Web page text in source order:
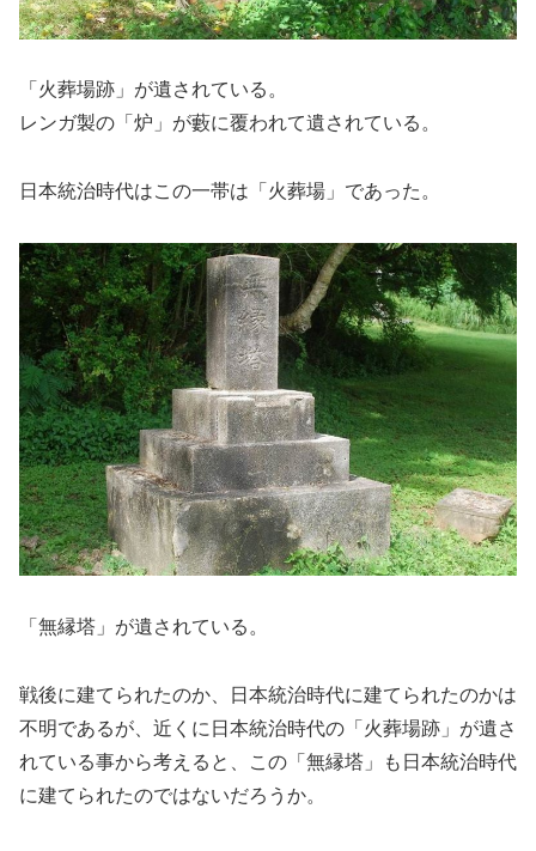
「火葬場跡」が遺されている。
レンガ製の「炉」が藪に覆われて遺されている。
日本統治時代はこの一帯は「火葬場」であった。
「無縁塔」が遺されている。
戦後に建てられたのか、日本統治時代に建てられたのかは
不明であるが、近くに日本統治時代の「火葬場跡」が遺さ
れている事から考えると、この「無縁塔」も日本統治時代
に建てられたのではないだろうか。